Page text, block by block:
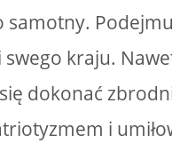
kraju.
dokonać
i